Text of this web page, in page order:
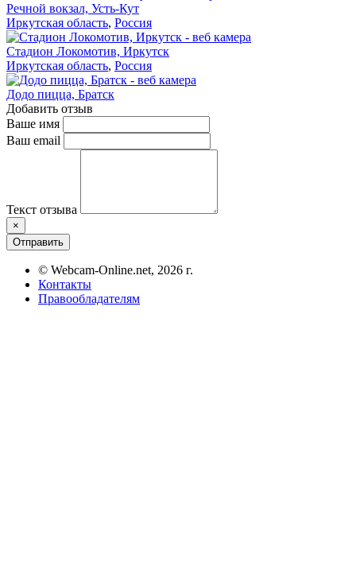
Речной вокзал, Усть-Кут
Иркутская область, Россия
Стадион Локомотив, Иркутск
Иркутская область, Россия
Додо пицца, Братск
Добавить отзыв
Ваше имя
Ваш email
Текст отзыва
×
Отправить
© Webcam-Online.net, 2026 г.
Контакты
Правообладателям